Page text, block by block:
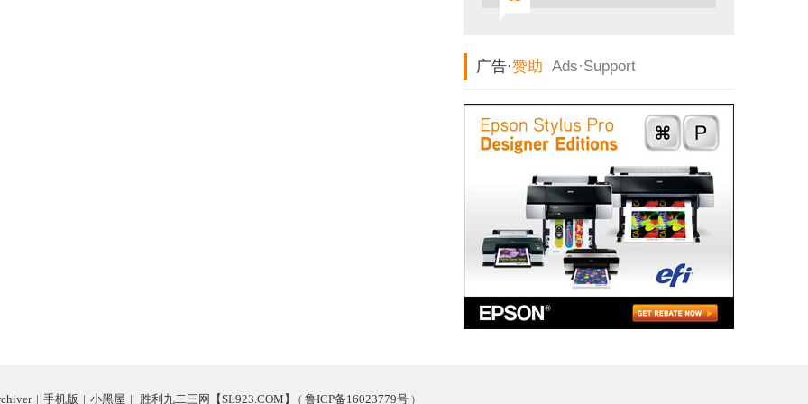
广告·赞助 Ads·Support
| 手机版 | 小黑屋 | 胜利九二三网【SL923.COM】 ( 鲁ICP备16023779号 )